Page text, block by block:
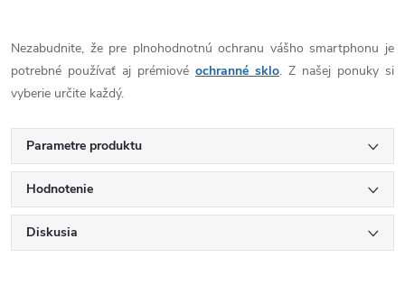
Nezabudnite, že pre plnohodnotnú ochranu vášho smartphonu je
potrebné používať aj prémiové ochranné sklo. Z našej ponuky si
vyberie určite každý.
Parametre produktu
Hodnotenie
Diskusia